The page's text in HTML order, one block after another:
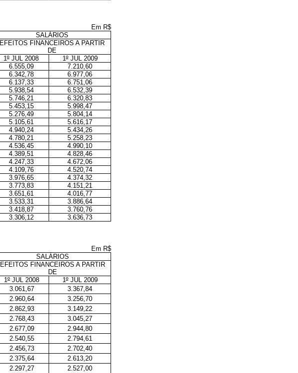
Em R$
SALÁRIOS
EFEITOS FINANCEIROS A PARTIR
DE
1º JUL 2008 1ºJUL 2009
6.555,09
7.210,60
6.342,78
6.977,06
6.137,33
6.751,06
5.938,54
6.532,39
5.746,21 6.320,83
5.453,15
5.998,47
5.276,49
5.804,14
5.105,61
5.616,17
4.940,24
5.434,26
4.780,21 5.258,23
4.536,45
4.990,10
4.389,51
4.828,46
4.247,33
4.672,06
4.109,76
4.520,74
3.976,65 4.374,32
3.773,83
4.151,21
3.651,61
4.016,77
3.533,31
3.886,64
3.418,87
3.760,76
3.306,12 3.636,73
Em R$
SALÁRIOS
EFEITOS FINANCEIROS A PARTIR
DE
1º JUL 2008 1ºJUL 2009
3.061,67
3.367,84
2.960,64
3.256,70
2.862,93
3.149,22
2.768,43
3.045,27
2.677,09 2.944,80
2.540,55
2.794,61
2.456,73
2.702,40
2.375,64
2.613,20
2.297,27 2.527,00